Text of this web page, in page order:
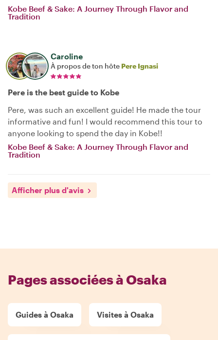
Kobe Beef & Sake: A Journey Through Flavor and
Tradition
Caroline
À propos de ton hôte Pere Ignasi
Pere is the best guide to Kobe
Pere, was such an excellent guide! He made the tour
informative and fun! I would recommend this tour to
anyone looking to spend the day in Kobe!!
Kobe Beef & Sake: A Journey Through Flavor and
Tradition
Afficher plus d'avis
Pages associées à Osaka
Guides à Osaka Visites à Osaka